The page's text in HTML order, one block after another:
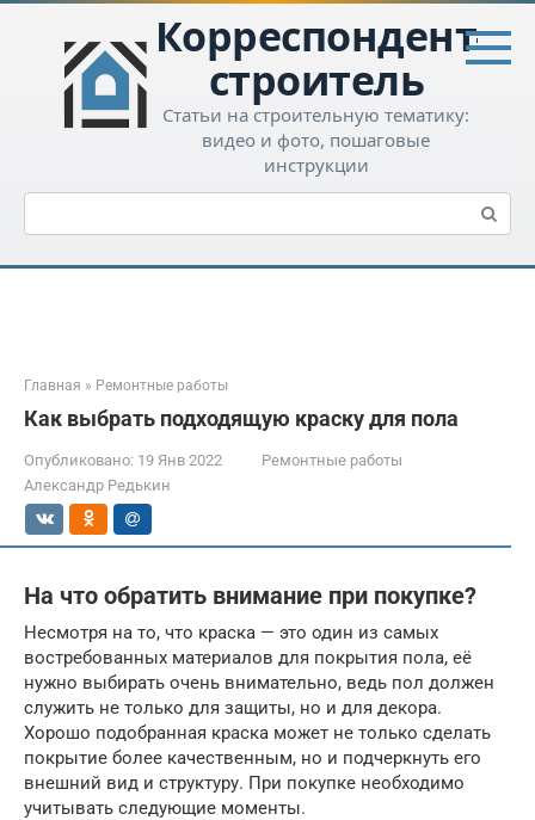
Перейти
контенту
Корреспондент-
строитель
Статьи на строительную тематику:
видео и фото, пошаговые
инструкции
Поиск:
Главная » Ремонтные работы
Как выбрать подходящую краску для пола
Опубликовано: 19 Янв 2022
Ремонтные работы
Александр Редькин
На что обратить внимание при покупке?
Несмотря на то, что краска — это один из самых
востребованных материалов для покрытия пола, её
нужно выбирать очень внимательно, ведь пол должен
служить не только для защиты, но и для декора.
Хорошо подобранная краска может не только сделать
покрытие более качественным, но и подчеркнуть его
внешний вид и структуру. При покупке необходимо
учитывать следующие моменты.